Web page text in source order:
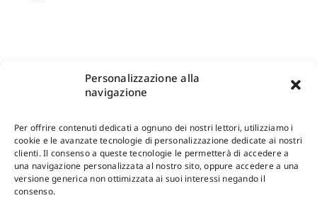
Personalizzazione alla
navigazione
Per offrire contenuti dedicati a ognuno dei nostri lettori, utilizziamo i
cookie e le avanzate tecnologie di personalizzazione dedicate ai nostri
clienti. Il consenso a queste tecnologie le permetterà di accedere a
una navigazione personalizzata al nostro sito, oppure accedere a una
versione generica non ottimizzata ai suoi interessi negando il
consenso.
Shop Gangemi Editore-Pagamenti Sicuri e anche Rateali